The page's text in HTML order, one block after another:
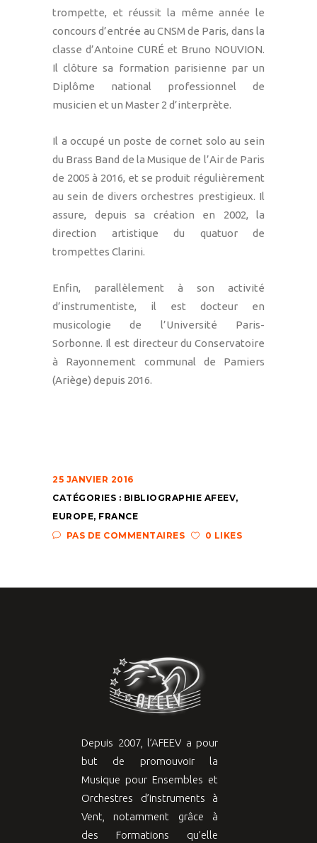
trompette, et réussit la même année le
concours d’entrée au CNSM de Paris, dans la
classe d’Antoine CURÉ et Bruno NOUVION.
Il clôture sa formation parisienne par un
Diplôme national professionnel de
musicien et un Master 2 d’interprète.
Il a occupé un poste de cornet solo au sein
du Brass Band de la Musique de l’Air de Paris
de 2005 à 2016, et se produit régulièrement
au sein de divers orchestres prestigieux. Il
assure, depuis sa création en 2002, la
direction artistique du quatuor de
trompettes Clarini.
Enfin, parallèlement à son activité
d’instrumentiste, il est docteur en
musicologie de l’Université Paris-
Sorbonne. Il est directeur du Conservatoire
à Rayonnement communal de Pamiers
(Ariège) depuis 2016.
25 JANVIER 2016
CATÉGORIES : BIBLIOGRAPHIE AFEEV,
EUROPE, FRANCE
PAS DE COMMENTAIRES
0 LIKES
Depuis 2007, l’AFEEV a pour
but de promouvoir la
Musique pour Ensembles et
Orchestres d’instruments à
Vent, notamment grâce à
des Formations qu’elle